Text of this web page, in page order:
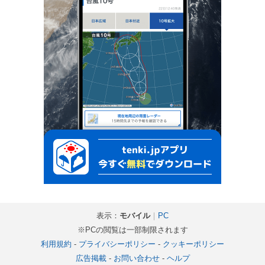
表示： モバイル｜ PC
※PCの閲覧は一部制限されます
利用規約 - プライバシーポリシー - クッキーポリシー
広告掲載- お問い合わせ- ヘルプ